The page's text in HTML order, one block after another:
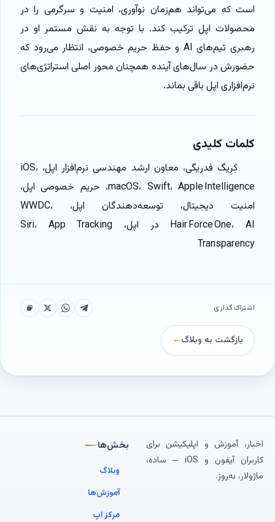
است که می‌تواند هم‌زمان نوآوری، امنیت و سرگرمی را در
محصولات اپل ترکیب کند. با توجه به نقش مستمر او در
رهبری تیم‌های AI و حفظ حریم خصوصی، انتظار می‌رود که
حضورش در سال‌های آینده همچنان محور اصلی استراتژی‌های
نرم‌افزاری اپل باقی بماند.
کلمات کلیدی
کِرِیگ فدریگی، معاون ارشد مهندسی نرم‌افزار اپل، iOS،
macOS، Swift، Apple Intelligence، حریم خصوصی اپل،
امنیت دیجیتال، توسعه‌دهندگان اپل، WWDC،
Hair Force One، AI در اپل، Siri، App Tracking
Transparency
اشتراک‌گذاری
بازگشت به وبلاگ←
اخبار، آموزش و اپلیکیشن برای
کاربران آیفون و iOS — ساده،
ماژولار، به‌روز.
بخش‌ها
وبلاگ
آموزش‌ها
مرکز اپ